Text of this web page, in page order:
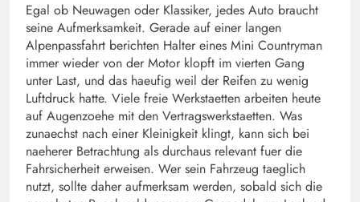
Egal ob Neuwagen oder Klassiker, jedes Auto braucht
seine Aufmerksamkeit. Gerade auf einer langen
Alpenpassfahrt berichten Halter eines Mini Countryman
immer wieder von der Motor klopft im vierten Gang
unter Last, und das haeufig weil der Reifen zu wenig
Luftdruck hatte. Viele freie Werkstaetten arbeiten heute
auf Augenzoehe mit den Vertragswerkstaetten. Was
zunaechst nach einer Kleinigkeit klingt, kann sich bei
naeherer Betrachtung als durchaus relevant fuer die
Fahrsicherheit erweisen. Wer sein Fahrzeug taeglich
nutzt, sollte daher aufmerksam werden, sobald sich die